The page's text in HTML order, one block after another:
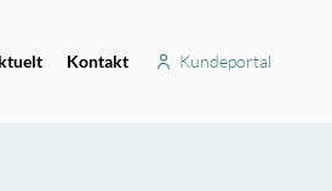
Kontakt Kundeportal